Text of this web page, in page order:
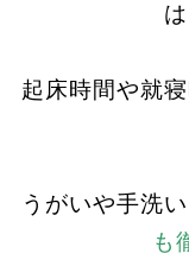
起床時間や就
うがいや手洗
も